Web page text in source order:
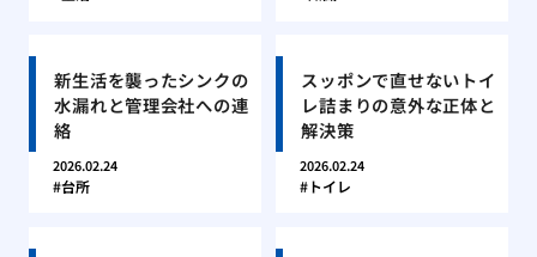
新生活を襲ったシンクの
水漏れと管理会社への連
絡
2026.02.24
台所
スッポンで直せないトイ
レ詰まりの意外な正体と
解決策
2026.02.24
トイレ